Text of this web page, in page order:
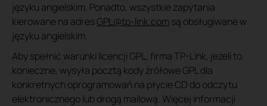
języku angielskim. Ponadto, wszystkie zapytania
kierowane na adresGPL@tp-link.com są obsługiwane w
języku angielskim.
Aby spełnić warunki licencji GPL, firma TP-Link, jeżeli to
konieczne, wysyła pocztą kody źrółowe GPL dla
konkretnych oprogramowań na płycie CD do odczytu
elektronicznego lub drogą mailową. Więcej informacji